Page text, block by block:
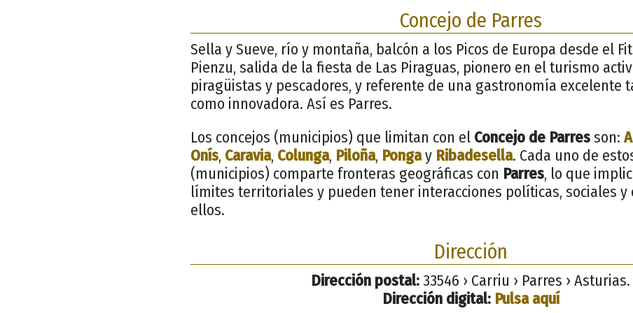
Concejo de Parres
Sella y Sueve, río y montaña, balcón a los Picos de Europa desde el
Pienzu, salida de la fiesta de Las Piraguas, pionero en el turismo
piragüistas y pescadores, y referente de una gastronomía excelente
como innovadora. Así es Parres.
Los concejos (municipios) que limitan con el Concejo de Parresson:
Onís, Caravia, Colunga, Piloña, Pongay Ribadesella. Cada uno de
(municipios) comparte fronteras geográficas con Parres, lo que
límites territoriales y pueden tener interacciones políticas, sociales y
ellos.
Dirección
Dirección postal: 33546 › Carriu › Parres › Asturias.
Dirección digital: Pulsa aquí